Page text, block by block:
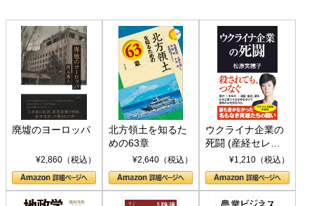
廃墟のヨーロッパ
¥2,860（税込）
北方領土を知るた
めの63章
¥2,640（税込）
ウクライナ企業の
死闘 (産経セレク
ト S 039)¥1,210（税込）